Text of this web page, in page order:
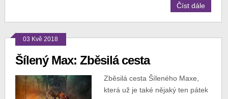
Číst dále
03 Kvě 2018
Šílený Max: Zběsilá cesta
Zběsilá cesta Šíleného Maxe,
která už je také nějaký ten pátek